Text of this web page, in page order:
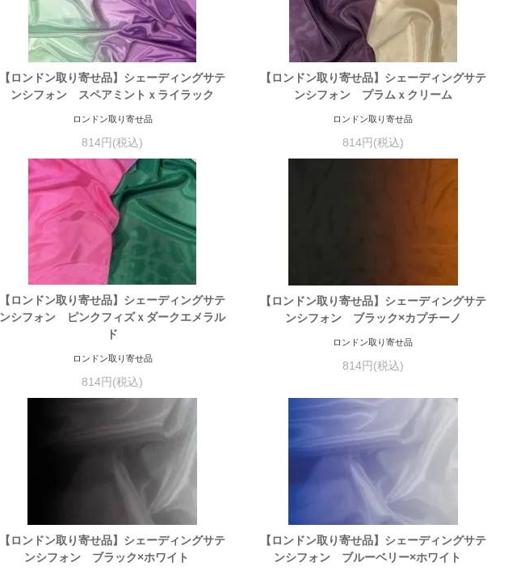
【ロンドン取り寄せ品】シェーディングサテ
ンシフォン スペアミントｘライラック
ロンドン取り寄せ品
814円(税込)
【ロンドン取り寄せ品】シェーディングサテ
ンシフォン プラムｘクリーム
ロンドン取り寄せ品
814円(税込)
【ロンドン取り寄せ品】シェーディングサテ
ンシフォン ピンクフィズｘダークエメラル
ド
ロンドン取り寄せ品
814円(税込)
【ロンドン取り寄せ品】シェーディングサテ
ンシフォン ブラック×カプチーノ
ロンドン取り寄せ品
814円(税込)
【ロンドン取り寄せ品】シェーディングサテ
ンシフォン ブラック×ホワイト
【ロンドン取り寄せ品】シェーディングサテ
ンシフォン ブルーベリー×ホワイト